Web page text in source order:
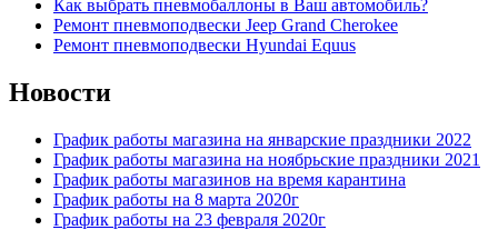
Как выбрать пневмобаллоны в Ваш автомобиль?
Ремонт пневмоподвески Jeep Grand Cherokee
Ремонт пневмоподвески Hyundai Equus
Новости
График работы магазина на январские праздники 2022
График работы магазина на ноябрьские праздники 2021
График работы магазинов на время карантина
График работы на 8 марта 2020г
График работы на 23 февраля 2020г